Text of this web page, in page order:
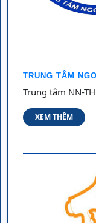
TRUNG TÂM
Trung tâm NN-TH
XEM THÊM